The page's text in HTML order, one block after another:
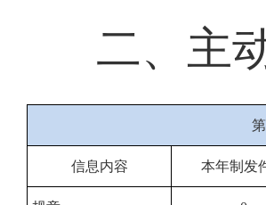
二、主
信息内容 本年制发